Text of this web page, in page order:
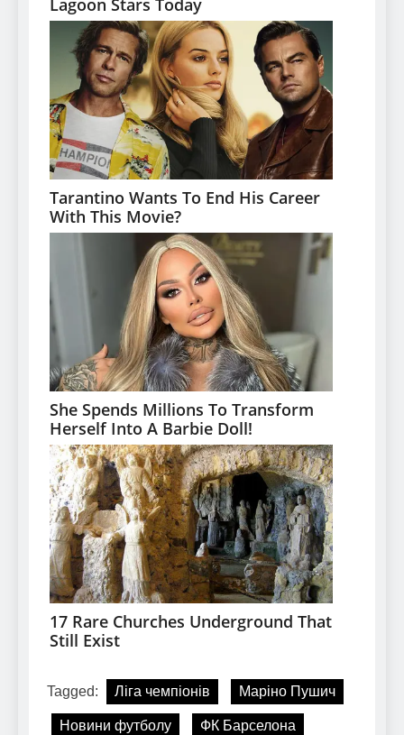
Tagged: Ліга чемпіонів Маріно Пушич
Новини футболу ФК Барселона